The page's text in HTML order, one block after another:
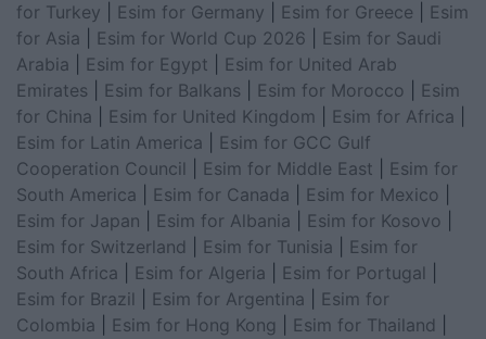
for Turkey
Esim for Germany Esim for Greece
Esim
for Asia
Esim for World Cup 2026
Esim for Saudi
Arabia
Esim for Egypt
Esim for United Arab
Emirates
Esim for Balkans Esim for Morocco
Esim
for China
Esim for United Kingdom Esim for Africa
Esim for Latin America
Esim for GCC Gulf
Cooperation Council
Esim for Middle East
Esim for
South America
Esim for Canada Esim for Mexico
Esim for Japan
Esim for Albania Esim for Kosovo
Esim for Switzerland
Esim for Tunisia
Esim for
South Africa
Esim for Algeria Esim for Portugal
Esim for Brazil
Esim for Argentina
Esim for
Colombia
Esim for Hong Kong Esim for Thailand